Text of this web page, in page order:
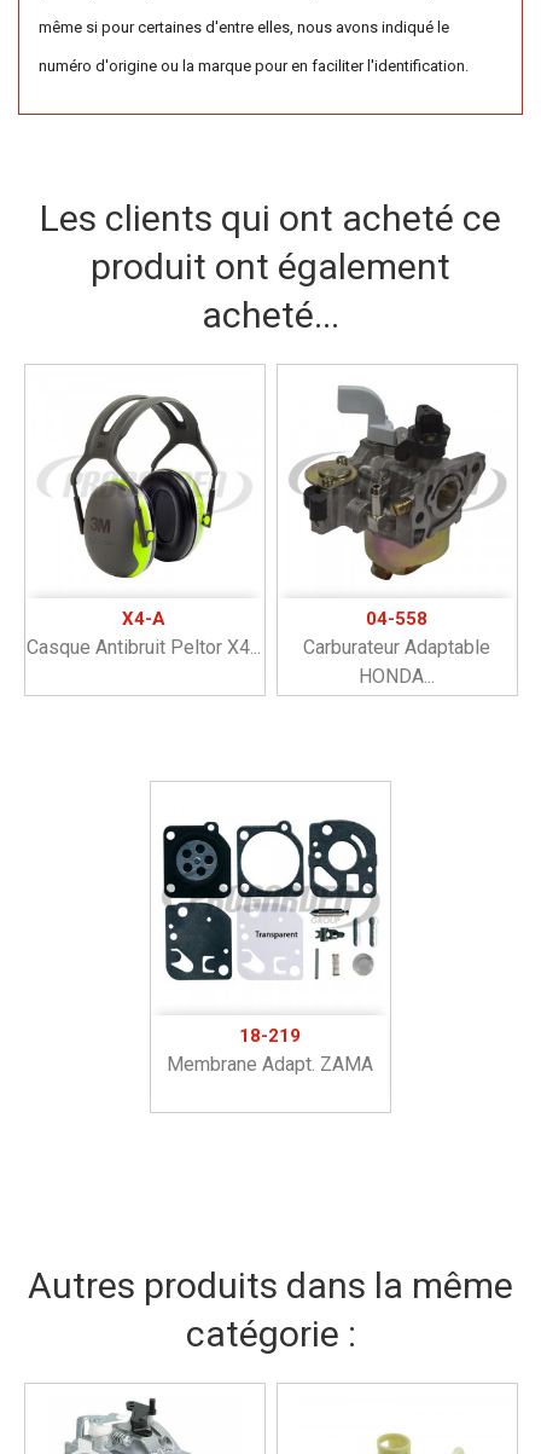
même si pour certaines d'entre elles, nous avons indiqué le
numéro d'origine ou la marque pour en faciliter l'identification.
Les clients qui ont acheté ce
produit ont également
acheté...
X4-A
Casque Antibruit Peltor X4...
04-558
Carburateur Adaptable
HONDA...
18-219
Membrane Adapt. ZAMA
Autres produits dans la même
catégorie :